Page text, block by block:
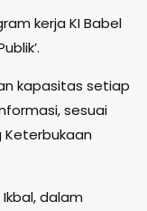
kerja KI Babel
kapasitas setiap
sesuai
Keterbukaan
dalam